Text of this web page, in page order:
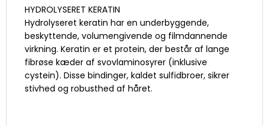
HYDROLYSERET KERATIN
Hydrolyseret keratin har en underbyggende,
beskyttende, volumengivende og filmdannende
virkning. Keratin er et protein, der består af lange
fibrøse kæder af svovlaminosyrer (inklusive
cystein). Disse bindinger, kaldet sulfidbroer, sikrer
stivhed og robusthed af håret.